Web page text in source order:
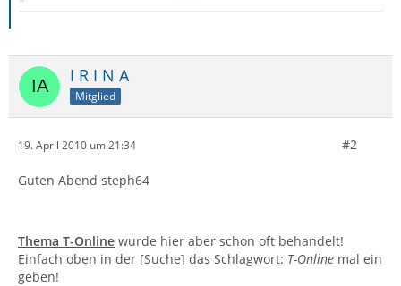
I R I N A
Mitglied
19. April 2010 um 21:34 #2
Guten Abend steph64
Thema T-Online wurde hier aber schon oft behandelt!
Einfach oben in der [Suche] das Schlagwort: T-Online mal ein
geben!